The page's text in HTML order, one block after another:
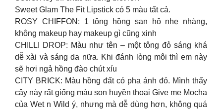
Sweet Glam The Fit Lipstick có 5 màu tất cả.
ROSY CHIFFON: 1 tông hồng san hô nhẹ nhàng,
không makeup hay makeup gì cũng xinh
CHILLI DROP: Màu như tên – một tông đỏ sáng khá
dễ xài và sáng da nữa. Khi đánh lòng môi thì em này
sẽ hơi ngả hồng đào chút xíu
CITY BRICK: Màu hồng đất có pha ánh đỏ. Mình thấy
cây này rất giống màu son huyền thoại Give me Mocha
của Wet n Wild ý, nhưng mà dễ dùng hơn, không quá